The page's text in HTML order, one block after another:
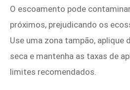
O escoamento pode
próximos, prejudicando os
Use uma zona tampão, aplique
seca e mantenha as taxas de
limites recomendados.